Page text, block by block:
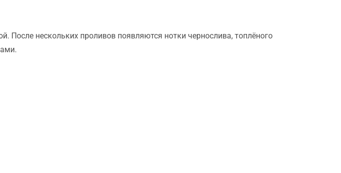
После нескольких проливов появляются нотки чернослива, топлёного